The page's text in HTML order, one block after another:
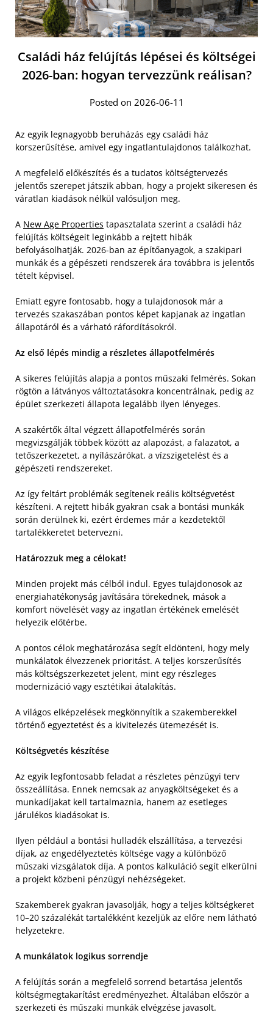
Családi ház felújítás lépései és költségei
2026-ban: hogyan tervezzünk reálisan?
Posted on 2026-06-11
Az egyik legnagyobb beruházás egy családi ház
korszerűsítése, amivel egy ingatlantulajdonos találkozhat.
A megfelelő előkészítés és a tudatos költségtervezés
jelentős szerepet játszik abban, hogy a projekt sikeresen és
váratlan kiadások nélkül valósuljon meg.
A New Age Properties tapasztalata szerint a családi ház
felújítás költségeit leginkább a rejtett hibák
befolyásolhatják. 2026-ban az építőanyagok, a szakipari
munkák és a gépészeti rendszerek ára továbbra is jelentős
tételt képvisel.
Emiatt egyre fontosabb, hogy a tulajdonosok már a
tervezés szakaszában pontos képet kapjanak az ingatlan
állapotáról és a várható ráfordításokról.
Az első lépés mindig a részletes állapotfelmérés
A sikeres felújítás alapja a pontos műszaki felmérés. Sokan
rögtön a látványos változtatásokra koncentrálnak, pedig az
épület szerkezeti állapota legalább ilyen lényeges.
A szakértők által végzett állapotfelmérés során
megvizsgálják többek között az alapozást, a falazatot, a
tetőszerkezetet, a nyílászárókat, a vízszigetelést és a
gépészeti rendszereket.
Az így feltárt problémák segítenek reális költségvetést
készíteni. A rejtett hibák gyakran csak a bontási munkák
során derülnek ki, ezért érdemes már a kezdetektől
tartalékkeretet betervezni.
Határozzuk meg a célokat!
Minden projekt más célból indul. Egyes tulajdonosok az
energiahatékonyság javítására törekednek, mások a
komfort növelését vagy az ingatlan értékének emelését
helyezik előtérbe.
A pontos célok meghatározása segít eldönteni, hogy mely
munkálatok élvezzenek prioritást. A teljes korszerűsítés
más költségszerkezetet jelent, mint egy részleges
modernizáció vagy esztétikai átalakítás.
A világos elképzelések megkönnyítik a szakemberekkel
történő egyeztetést és a kivitelezés ütemezését is.
Költségvetés készítése
Az egyik legfontosabb feladat a részletes pénzügyi terv
összeállítása. Ennek nemcsak az anyagköltségeket és a
munkadíjakat kell tartalmaznia, hanem az esetleges
járulékos kiadásokat is.
Ilyen például a bontási hulladék elszállítása, a tervezési
díjak, az engedélyeztetés költsége vagy a különböző
műszaki vizsgálatok díja. A pontos kalkuláció segít elkerülni
a projekt közbeni pénzügyi nehézségeket.
Szakemberek gyakran javasolják, hogy a teljes költségkeret
10–20 százalékát tartalékként kezeljük az előre nem látható
helyzetekre.
A munkálatok logikus sorrendje
A felújítás során a megfelelő sorrend betartása jelentős
költségmegtakarítást eredményezhet. Általában először a
szerkezeti és műszaki munkák elvégzése javasolt.